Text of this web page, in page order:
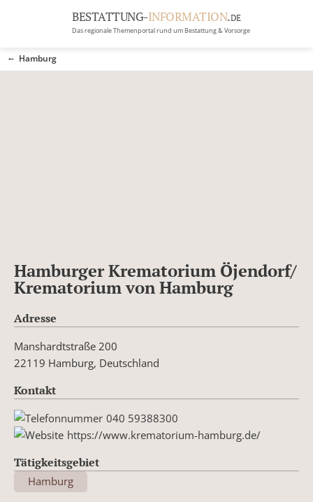
BESTATTUNG-INFORMATION.DE
Das regionale Themenportal rund um Bestattung & Vorsorge
BRANCHEN
Hamburg
Hamburger Krematorium Öjendorf/
Krematorium von Hamburg
Adresse
Manshardtstraße 200
22119 Hamburg, Deutschland
Kontakt
040 59388300
https://www.krematorium-hamburg.de/
Tätigkeitsgebiet
Hamburg